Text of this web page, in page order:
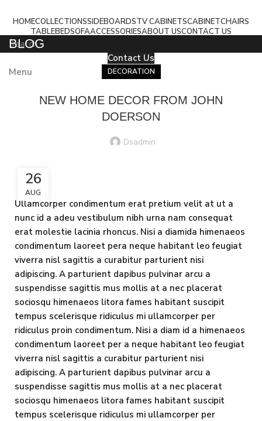
HOMECOLLECTIONSSIDEBOARDSTV CABINETSCABINETCHAIRS
TABLEBEDSOFAACCESSORIESABOUT USCONTACT US
Search
Contact Us
Menu
BLOG
DECORATION
NEW HOME DECOR FROM JOHN
DOERSON
Dsadmin
26
AUG
Ullamcorper condimentum erat pretium velit at ut a
nunc id a adeu vestibulum nibh urna nam consequat
erat molestie lacinia rhoncus. Nisi a diamida himenaeos
condimentum laoreet pera neque habitant leo feugiat
viverra nisl sagittis a curabitur parturient nisi
adipiscing. A parturient dapibus pulvinar arcu a
suspendisse sagittis mus mollis at a nec placerat
sociosqu himenaeos litora fames habitant suscipit
tempus scelerisque ridiculus mi ullamcorper per
ridiculus proin condimentum. Nisi a diam id a himenaeos
condimentum laoreet per a neque habitant leo feugiat
viverra nisl sagittis a curabitur parturient nisi
adipiscing. A parturient dapibus pulvinar arcu a
suspendisse sagittis mus mollis at a nec placerat
sociosqu himenaeos litora fames habitant suscipit
tempus scelerisque ridiculus mi ullamcorper per